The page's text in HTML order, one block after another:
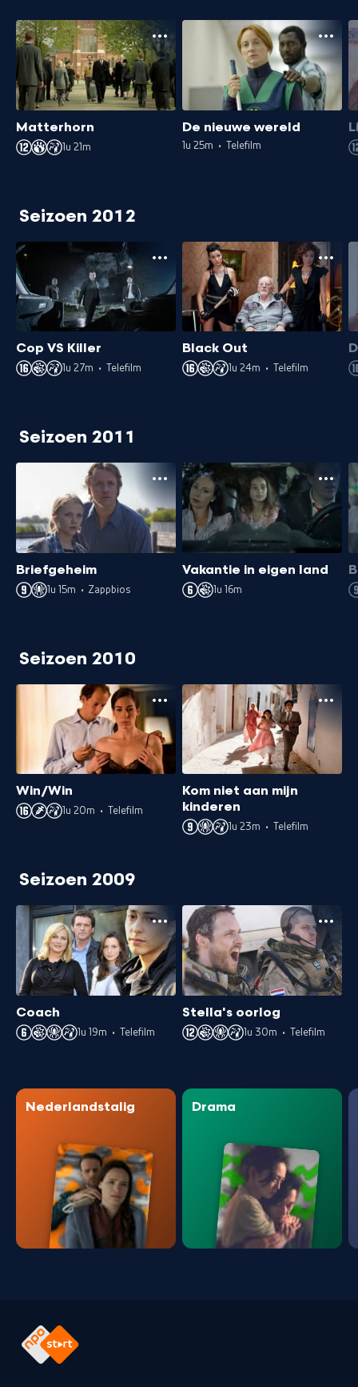
Matterhorn
1u 21m
De nieuwe wereld
1u 25m • Telefilm
Seizoen 2012
Cop VS Killer
1u 27m • Telefilm
Black Out
1u 24m • Telefilm
Seizoen 2011
Briefgeheim
1u 15m • Zappbios
Vakantie in eigen land
1u 16m
Seizoen 2010
Win/Win
1u 20m • Telefilm
Kom niet aan mijn
kinderen
1u 23m • Telefilm
Seizoen 2009
Coach
1u 19m • Telefilm
Stella's oorlog
1u 30m • Telefilm
Nederlandstalig Drama